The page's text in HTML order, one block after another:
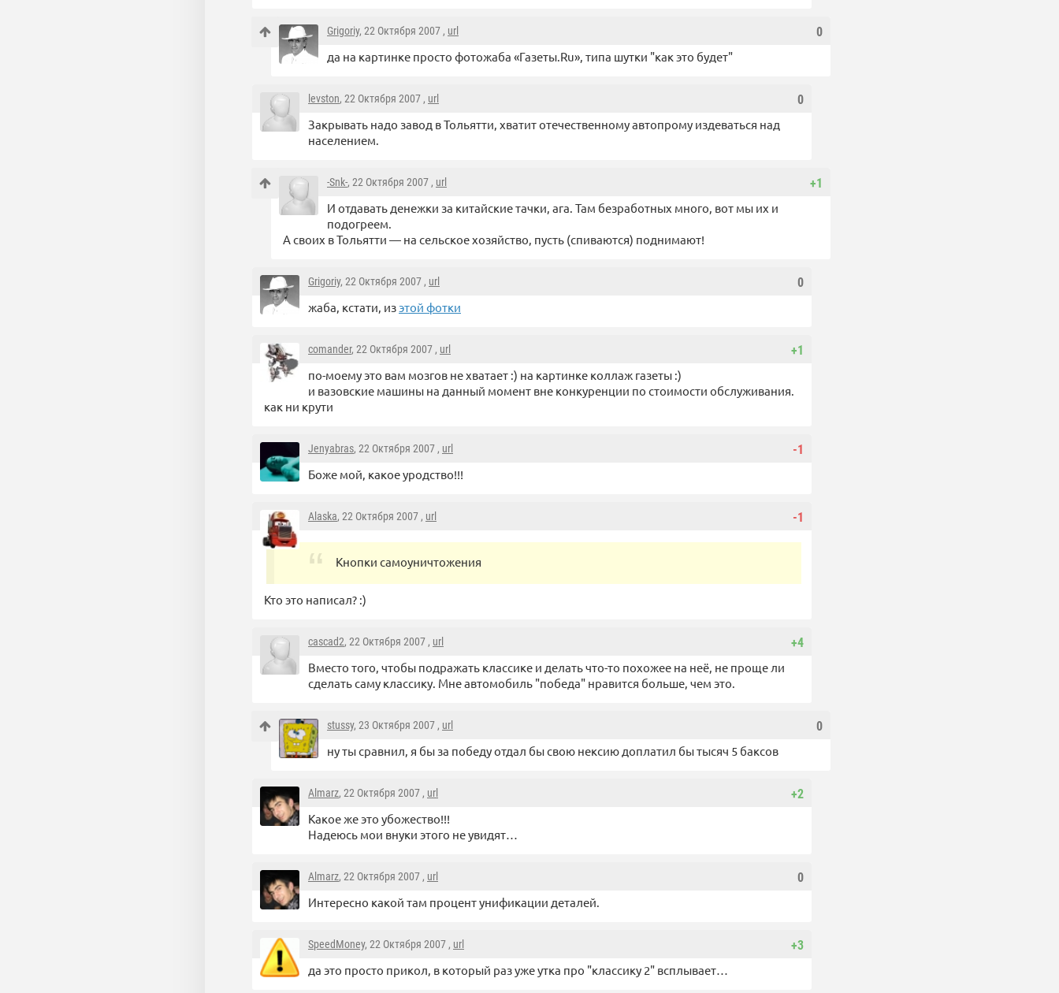
0
Grigoriy, 22 Октября 2007 , url
да на картинке просто фотожаба «Газеты.Ru», типа шутки "как это будет"
0
levston, 22 Октября 2007 , url
Закрывать надо завод в Тольятти, хватит отечественному автопрому издеваться над
населением.
+1
-Snk-, 22 Октября 2007 , url
И отдавать денежки за китайские тачки, ага. Там безработных много, вот мы их и
подогреем.
А своих в Тольятти — на сельское хозяйство, пусть (спиваются) поднимают!
0
Grigoriy, 22 Октября 2007 , url
жаба, кстати, изэтой фотки
+1
comander, 22 Октября 2007 , url
по-моему это вам мозгов не хватает :) на картинке коллаж газеты :)
и вазовские машины на данный момент вне конкуренции по стоимости обслуживания.
как ни крути
-1
Jenyabras, 22 Октября 2007 , url
Боже мой, какое уродство!!!
-1
Alaska, 22 Октября 2007 , url
Кнопки самоуничтожения
Кто это написал? :)
+4
cascad2, 22 Октября 2007 , url
Вместо того, чтобы подражать классике и делать что-то похожее на неё, не проще ли
сделать саму классику. Мне автомобиль "победа" нравится больше, чем это.
0
stussy, 23 Октября 2007 , url
ну ты сравнил, я бы за победу отдал бы свою нексию доплатил бы тысяч 5 баксов
+2
Almarz, 22 Октября 2007 , url
Какое же это убожество!!!
Надеюсь мои внуки этого не увидят…
0
Almarz, 22 Октября 2007 , url
Интересно какой там процент унификации деталей.
+3
SpeedMoney, 22 Октября 2007 , url
да это просто прикол, в который раз уже утка про "классику 2" всплывает…